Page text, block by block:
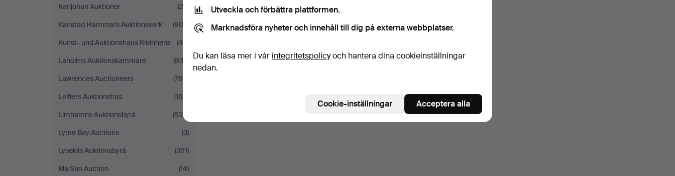
Karljohan Auktioner
(23)
Karlstad Hammarö Auktionsverk
(802)
Kunst- und Auktionshaus Kleinhenz
(46)
Laholms Auktionskammare
(832)
Lawrences Auctioneers
(764)
Leiflers Auktionshus
(165)
Limhamns Auktionsbyrå
(535)
Lyme Bay Auctions
(3)
Lysekils Auktionsbyrå
(361)
Ma San Auction
(14)
Utveckla och förbättra plattformen.
Marknadsföra nyheter och innehåll till dig på externa webbplatser.
Du kan läsa mer i vår integritetspolicyoch hantera dina cookieinställningar
nedan.
Cookie-inställningar Acceptera alla